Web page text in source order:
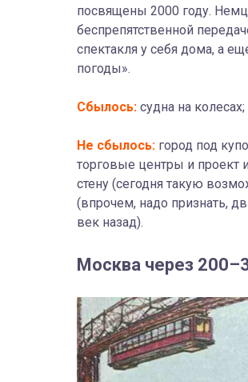
посвящены 2000 году.
беспрепятственной
спектакля у себя дома, а
погоды».
Сбылось: судна на
Не сбылось: город под
торговые центры и проект
стену (сегодня такую
(впрочем, надо признать,
век назад).
Москва через